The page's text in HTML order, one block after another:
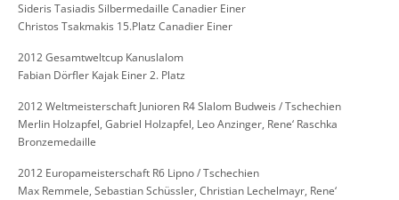
Sideris Tasiadis Silbermedaille Canadier Einer
Christos Tsakmakis 15.Platz Canadier Einer
2012 Gesamtweltcup Kanuslalom
Fabian Dörfler Kajak Einer 2. Platz
2012 Weltmeisterschaft Junioren R4 Slalom Budweis / Tschechien
Merlin Holzapfel, Gabriel Holzapfel, Leo Anzinger, Rene‘ Raschka
Bronzemedaille
2012 Europameisterschaft R6 Lipno / Tschechien
Max Remmele, Sebastian Schüssler, Christian Lechelmayr, Rene‘